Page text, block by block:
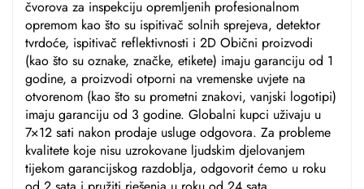
čvorova za inspekciju opremljenih profesionalnom
opremom kao što su ispitivač solnih sprejeva, detektor
tvrdoće, ispitivač reflektivnosti i 2D Obični proizvodi
(kao što su oznake, značke, etikete) imaju garanciju od 1
godine, a proizvodi otporni na vremenske uvjete na
otvorenom (kao što su prometni znakovi, vanjski logotipi)
imaju garanciju od 3 godine. Globalni kupci uživaju u
7×12 sati nakon prodaje usluge odgovora. Za probleme
kvalitete koje nisu uzrokovane ljudskim djelovanjem
tijekom garancijskog razdoblja, odgovorit ćemo u roku